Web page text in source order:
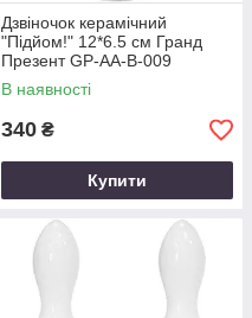
Дзвіночок керамічний
"Підйом!" 12*6.5 см Гранд
Презент GP-AA-B-009
В наявності
340 ₴
Купити